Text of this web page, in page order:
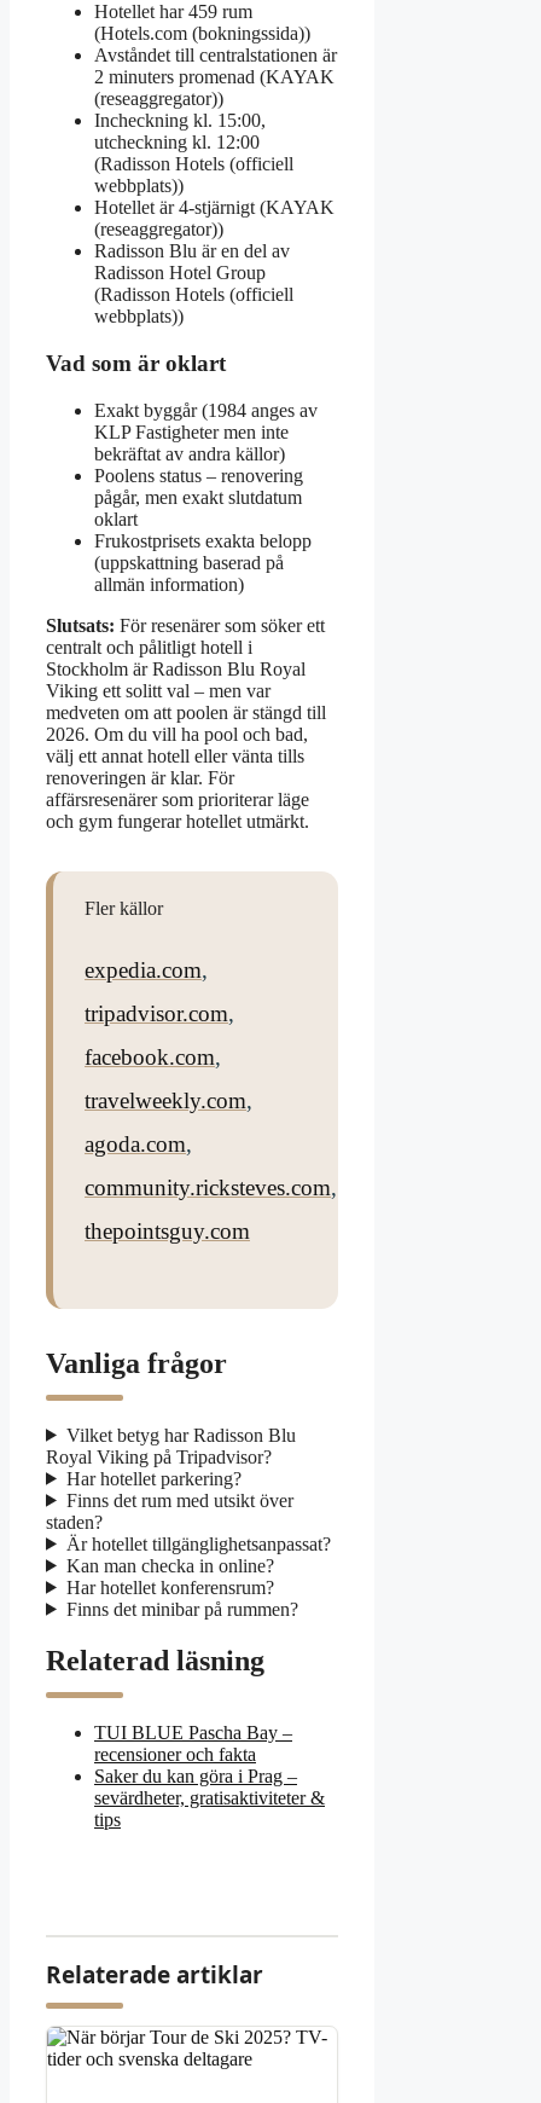
Hotellet har 459 rum
(Hotels.com (bokningssida))
Avståndet till centralstationen är
2 minuters promenad (KAYAK
(reseaggregator))
Incheckning kl. 15:00,
utcheckning kl. 12:00
(Radisson Hotels (officiell
webbplats))
Hotellet är 4-stjärnigt (KAYAK
(reseaggregator))
Radisson Blu är en del av
Radisson Hotel Group
(Radisson Hotels (officiell
webbplats))
Vad som är oklart
Exakt byggår (1984 anges av
KLP Fastigheter men inte
bekräftat av andra källor)
Poolens status – renovering
pågår, men exakt slutdatum
oklart
Frukostprisets exakta belopp
(uppskattning baserad på
allmän information)
Slutsats: För resenärer som söker ett
centralt och pålitligt hotell i
Stockholm är Radisson Blu Royal
Viking ett solitt val – men var
medveten om att poolen är stängd till
2026. Om du vill ha pool och bad,
välj ett annat hotell eller vänta tills
renoveringen är klar. För
affärsresenärer som prioriterar läge
och gym fungerar hotellet utmärkt.
Fler källor
expedia.com,
tripadvisor.com,
facebook.com,
travelweekly.com,
agoda.com,
community.ricksteves.com,
thepointsguy.com
Vanliga frågor
Vilket betyg har Radisson Blu
Royal Viking på Tripadvisor?
Har hotellet parkering?
Finns det rum med utsikt över
staden?
Är hotellet tillgänglighetsanpassat?
Kan man checka in online?
Har hotellet konferensrum?
Finns det minibar på rummen?
Relaterad läsning
TUI BLUE Pascha Bay –
recensioner och fakta
Saker du kan göra i Prag –
sevärdheter, gratisaktiviteter &
tips
Relaterade artiklar